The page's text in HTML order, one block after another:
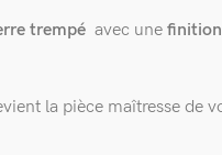
trempé avec une
la pièce maîtresse de